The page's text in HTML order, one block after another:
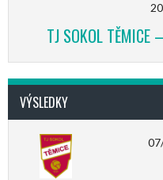
TJ SOKOL TĚMICE
VÝSLEDKY